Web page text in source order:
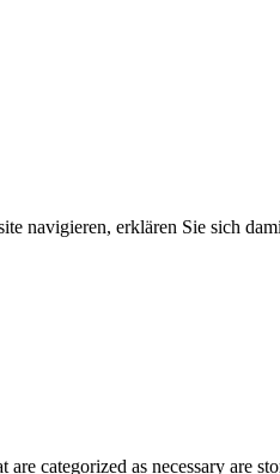
navigieren, erklären Sie sich
categorized as necessary are